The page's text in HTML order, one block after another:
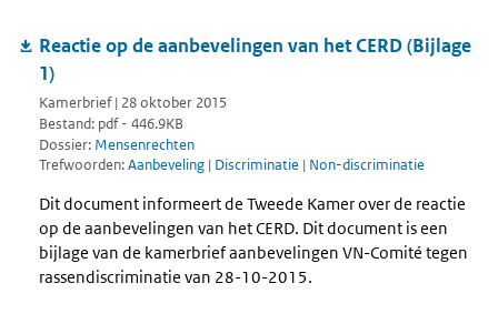
Reactie op de aanbevelingen van het CERD (Bijlage
1)
Kamerbrief | 28 oktober 2015
Bestand: pdf - 446.9KB
Dossier: Mensenrechten
Trefwoorden:Aanbeveling | Discriminatie | Non-discriminatie
Dit document informeert de Tweede Kamer over de reactie
op de aanbevelingen van het CERD. Dit document is een
bijlage van de kamerbrief aanbevelingen VN-Comité tegen
rassendiscriminatie van 28-10-2015.